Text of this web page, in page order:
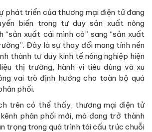
phát triển của thương mại điện tử đang
biến trong tư duy sản xuất nông
“sản xuất cái mình có” sang “sản xuất
Đây là sự thay đổi mang tính nền
thành tư duy kinh tế nông nghiệp hiện
thị trường, hành vi tiêu dùng và xu
vai trò định hướng cho toàn bộ quá
phối.
trên có thể thấy, thương mại điện tử
phân phối mới, mà đang trở thành
trọng trong quá trình tái cấu trúc chuỗi